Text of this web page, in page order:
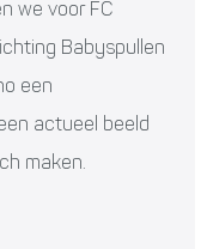
we voor FC
Babyspullen
een
actueel beeld
maken.